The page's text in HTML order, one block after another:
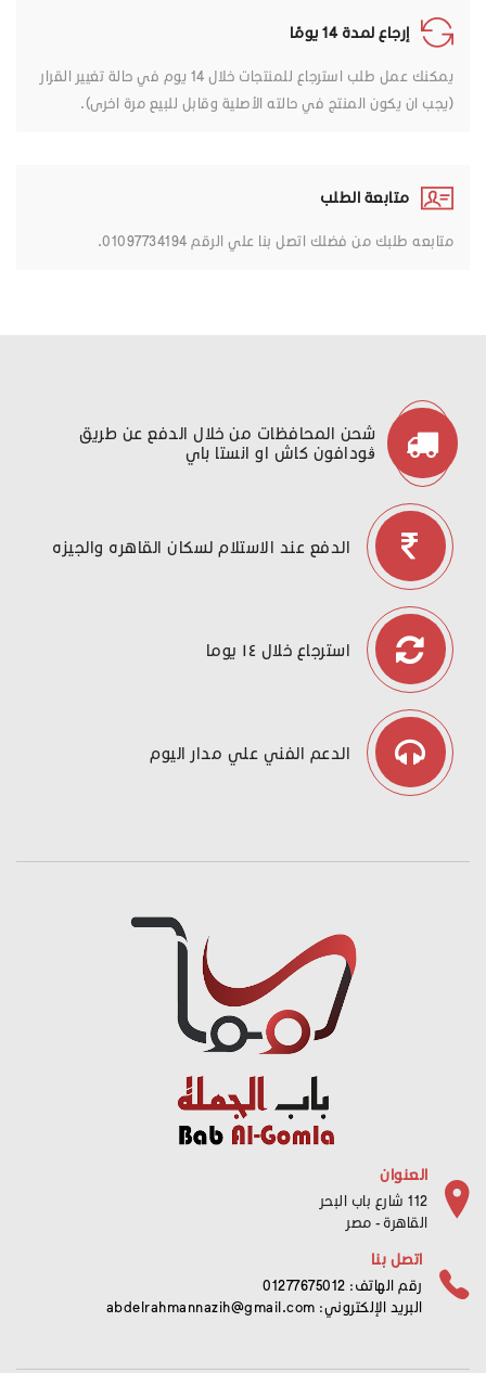
إرجاع لمدة 14 يومًا
يمكنك عمل طلب استرجاع للمنتجات خلال 14 يوم في حالة تغيير القرار
(يجب ان يكون المنتج في حالته الأصلية وقابل للبيع مرة اخرى).
متابعة الطلب
متابعه طلبك من فضلك اتصل بنا علي الرقم 01097734194.
شحن المحافظات من خلال الدفع عن طريق
ڤودافون كاش او انستا باي
الدفع عند الاستلام لسكان القاهره والجيزه
استرجاع خلال ١٤ يوما
الدعم الفني علي مدار اليوم
العنوان
112 شارع باب البحر
القاهرة - مصر
اتصل بنا
رقم الهاتف: 01277675012
البريد الإلكتروني: abdelrahmannazih@gmail.com